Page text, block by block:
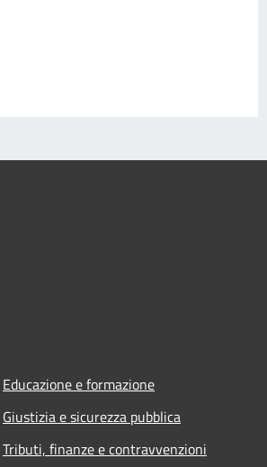
Educazione e formazione
Giustizia e sicurezza pubblica
Tributi, finanze e contravvenzioni